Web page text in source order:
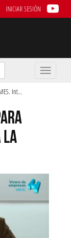
INICIAR SESIÓN
Toggle
Int...
LA